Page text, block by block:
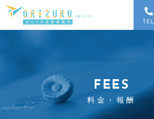
TEL
料金・報酬
FEES
料金・報酬